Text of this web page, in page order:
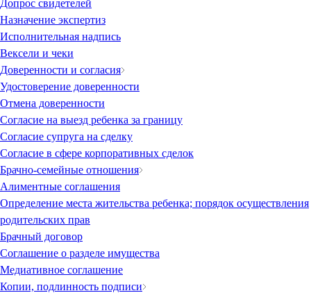
Допрос свидетелей
Назначение экспертиз
Исполнительная надпись
Вексели и чеки
Доверенности и согласия
Удостоверение доверенности
Отмена доверенности
Согласие на выезд ребенка за границу
Согласие супруга на сделку
Согласие в сфере корпоративных сделок
Брачно-семейные отношения
Алиментные соглашения
Определение места жительства ребенка; порядок осуществления
родительских прав
Брачный договор
Соглашение о разделе имущества
Медиативное соглашение
Копии, подлинность подписи